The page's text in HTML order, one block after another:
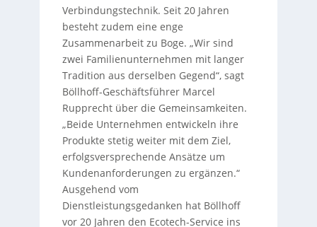
Verbindungstechnik. Seit 20 Jahren
besteht zudem eine enge
Zusammenarbeit zu Boge. „Wir sind
zwei Familienunternehmen mit langer
Tradition aus derselben Gegend“, sagt
Böllhoff-Geschäftsführer Marcel
Rupprecht über die Gemeinsamkeiten.
„Beide Unternehmen entwickeln ihre
Produkte stetig weiter mit dem Ziel,
erfolgsversprechende Ansätze um
Kundenanforderungen zu ergänzen.“
Ausgehend vom
Dienstleistungsgedanken hat Böllhoff
vor 20 Jahren den Ecotech-Service ins